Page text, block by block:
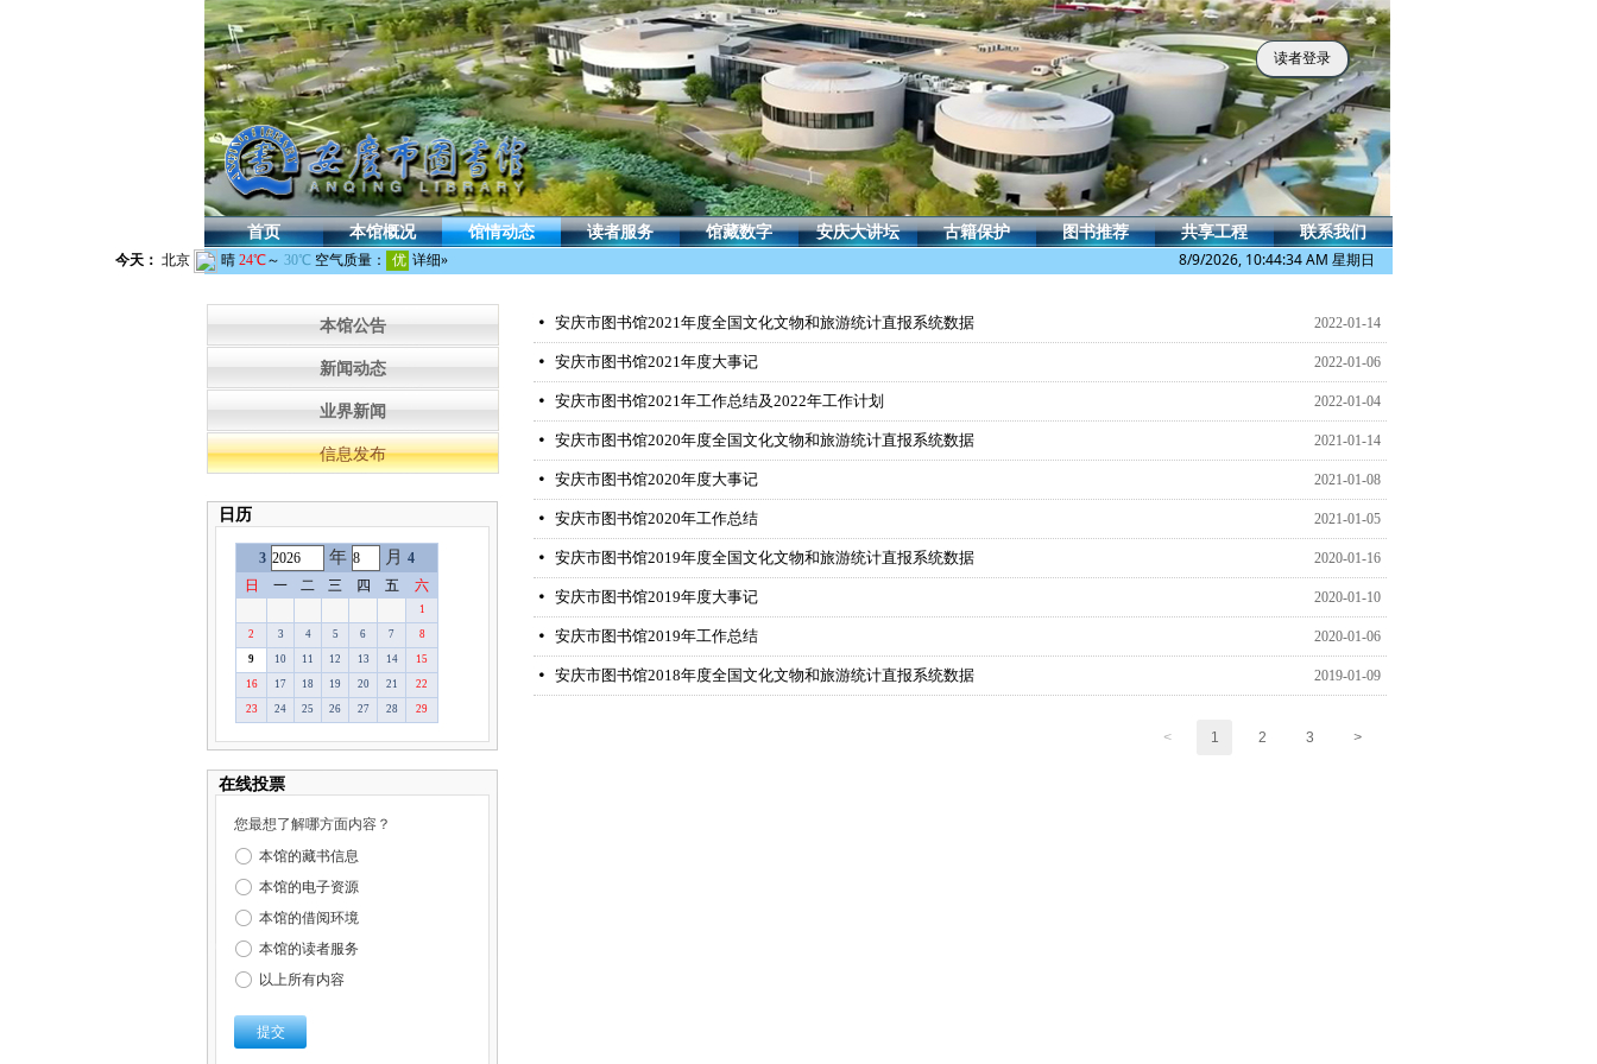
首页 本馆概况 馆情动态 读者服务 馆藏数字 安庆大讲坛 古籍保护 图书推荐 共享工程 联系我们
8/9/2026, 10:44:34 AM 星期日
读者登录
本馆公告
新闻动态
业界新闻
信息发布
日历
3 年 月 4
日
一 二 三 四 五 六
1
2 3 4 5 6 7 8
9 10 11 12 13 14 15
16 17 18 19 20 21 22
23 24 25 26 27 28 29
在线投票
您最想了解哪方面内容？
ꀐ 本馆的藏书信息
ꀐ 本馆的电子资源
ꀐ 本馆的借阅环境
ꀐ 本馆的读者服务
ꀐ 以上所有内容
提交
2022-01-14
넸 安庆市图书馆2021年度全国文化文物和旅游统计直报系统数据
2022-01-06
넸 安庆市图书馆2021年度大事记
2022-01-04
넸 安庆市图书馆2021年工作总结及2022年工作计划
2021-01-14
넸 安庆市图书馆2020年度全国文化文物和旅游统计直报系统数据
2021-01-08
넸 安庆市图书馆2020年度大事记
2021-01-05
넸 安庆市图书馆2020年工作总结
2020-01-16
넸 安庆市图书馆2019年度全国文化文物和旅游统计直报系统数据
2020-01-10
넸 安庆市图书馆2019年度大事记
2020-01-06
넸 安庆市图书馆2019年工作总结
2019-01-09
넸 安庆市图书馆2018年度全国文化文物和旅游统计直报系统数据
< 1 2 3 >